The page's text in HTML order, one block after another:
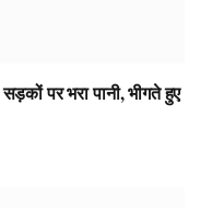
पर भरा पानी, भीगते हुए